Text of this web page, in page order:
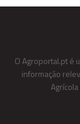
O Agroportal.pt é
informação